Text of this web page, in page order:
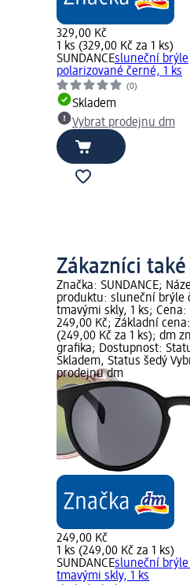
329,00 Kč
1 ks (329,00 Kč za 1 ks)
SUNDANCEsluneční brýle
polarizované černé, 1 ks
(0)
Skladem
Vybrat prodejnu dm
Zákazníci
Značka: SUNDANCE;
produktu: sluneční brýle
tmavými skly, 1 ks; Cena:
249,00 Kč; Základní
(249,00 Kč za 1 ks); dm
grafika; Dostupnost:
Skladem, Status šedý
prodejnu dm
249,00 Kč
1 ks (249,00 Kč za 1 ks)
SUNDANCEsluneční brýle
tmavými skly, 1 ks